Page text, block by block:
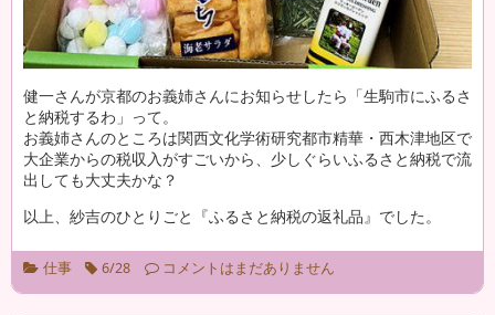
健一さんが京都のお義姉さんにお知らせしたら「生駒市にふるさ
と納税するわ」って。
お義姉さんのところは関西文化学術研究都市精華・西木津地区で
大企業からの税収入がすごいから、少しぐらいふるさと納税で流
出しても大丈夫かな？
以上、紗吉のひとりごと『ふるさと納税の返礼品』でした。
仕事 6/28 コメントはまだありません